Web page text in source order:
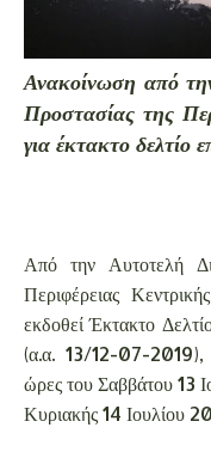
Ανακοίνωση από
Προστασίας της
για έκτακτο δελτίο
Από την Αυτοτελή
Περιφέρειας
εκδοθεί Έκτακτο
(α.α. 13/12-07-2019),
ώρες του Σαββάτου 13
Κυριακής 14 Ιουλίου